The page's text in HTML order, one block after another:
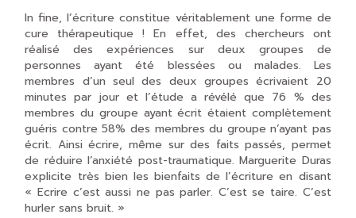
In fine, l’écriture constitue véritablement une forme de
cure thérapeutique ! En effet, des chercheurs ont
réalisé des expériences sur deux groupes de
personnes ayant été blessées ou malades. Les
membres d’un seul des deux groupes écrivaient 20
minutes par jour et l’étude a révélé que 76 % des
membres du groupe ayant écrit étaient complètement
guéris contre 58% des membres du groupe n’ayant pas
écrit. Ainsi écrire, même sur des faits passés, permet
de réduire l’anxiété post-traumatique. Marguerite Duras
explicite très bien les bienfaits de l’écriture en disant
« Ecrire c’est aussi ne pas parler. C’est se taire. C’est
hurler sans bruit. »